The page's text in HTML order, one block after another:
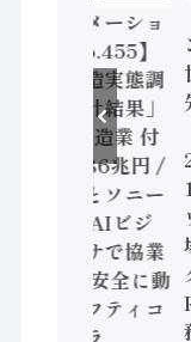
【オートメーショ
ン新聞 No.455】
「経済構造実態調
査二次集計結果」
2024年製造業 付
加価値額86兆円 /
三菱電機とソニー
セミコン AIビジ
ョンセンサで協業
/ IDEC、安全に動
かすセーフティコ